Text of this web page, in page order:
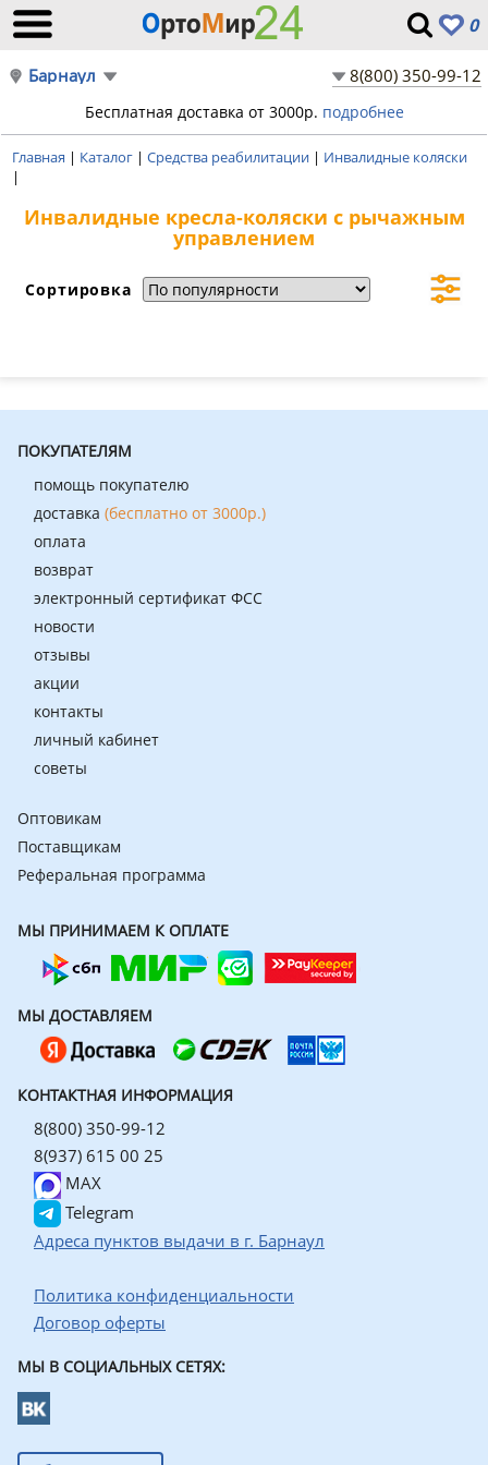
0
Барнаул 8(800) 350-99-12
Бесплатная доставка от 3000р. подробнее
Главная | Каталог | Средства реабилитации | Инвалидные коляски
|
Инвалидные кресла-коляски с рычажным
управлением
Сортировка
ПОКУПАТЕЛЯМ
помощь покупателю
доставка (бесплатно от 3000р.)
оплата
возврат
электронный сертификат ФСС
новости
отзывы
акции
контакты
личный кабинет
советы
Оптовикам
Поставщикам
Реферальная программа
МЫ ПРИНИМАЕМ К ОПЛАТЕ
МЫ ДОСТАВЛЯЕМ
КОНТАКТНАЯ ИНФОРМАЦИЯ
8(800) 350-99-12
8(937) 615 00 25
MAX
Telegram
Адреса пунктов выдачи в г. Барнаул
Политика конфиденциальности
Договор оферты
МЫ В СОЦИАЛЬНЫХ СЕТЯХ: